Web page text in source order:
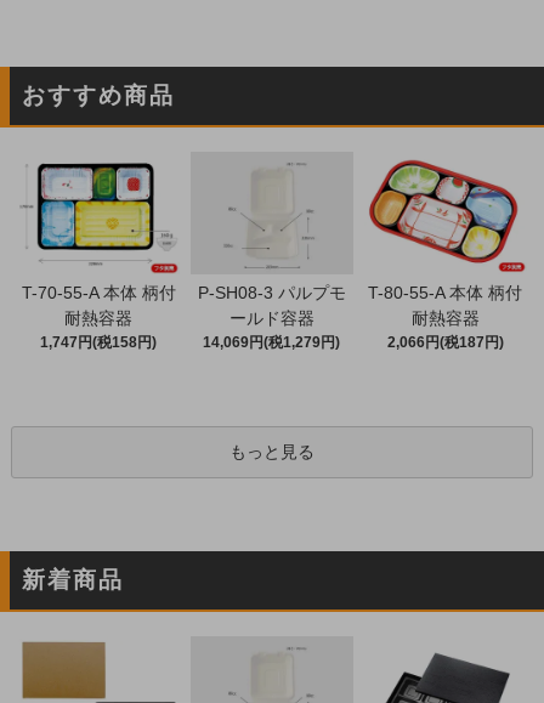
おすすめ商品
T-70-55-A 本体 柄付
耐熱容器
1,747円(税158円)
P-SH08-3 パルプモ
ールド容器
14,069円(税1,279円)
T-80-55-A 本体 柄付
耐熱容器
2,066円(税187円)
もっと見る
新着商品